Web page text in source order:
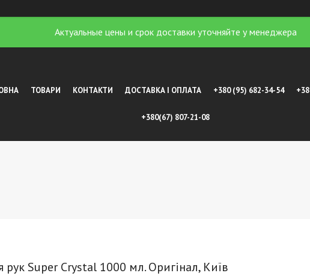
Актуальные цены и срок доставки уточняйте у менеджера
ТОВАРИ КОНТАКТИ ДОСТАВКА І ОПЛАТА +380 (95) 682-34-54
+380(67) 807-21-08
рук Super Сrystal 1000 мл. Оригінал, Київ